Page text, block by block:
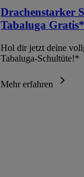
Drachenstarker
Tabaluga
Hol dir jetzt deine
Tabaluga-Schultüte!*
Mehr erfahren